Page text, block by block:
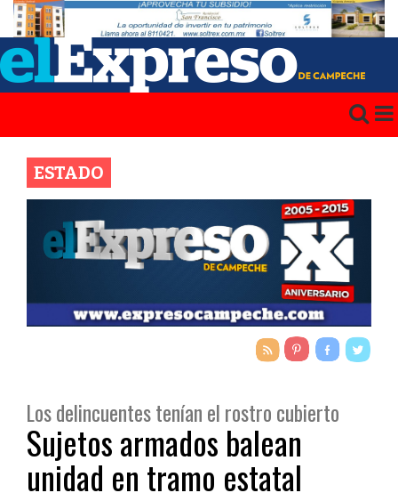
ESTADO
Los delincuentes tenían el rostro cubierto
Sujetos armados balean
unidad en tramo estatal